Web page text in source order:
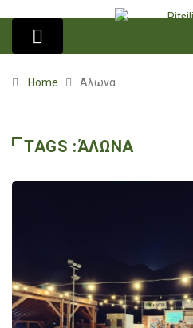
Home Άλωνα
TAGS :ΆΛΩΝΑ